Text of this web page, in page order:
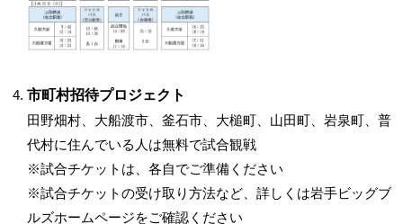
市町村招待プロジェクト
田野畑村、大船渡市、釜石市、大槌町、山田町、岩泉町、普
代村に住んでいる人は無料で試合観戦
※試合チケットは、各自でご準備ください
※試合チケットの受け取り方法など、詳しくは岩手ビッグブ
ルズホームページをご確認ください